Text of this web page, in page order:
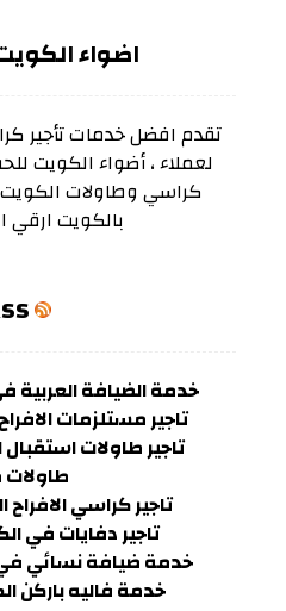
اضواء
تقدم افضل خدمات تأجير
لعملاء ، أضواء الكويت
كراسي وطاولات الكويت
بالكويت ارقي
خدمة الضيافة العربية في
تاجير مستلزمات الافراح
تاجير كراسي الافراح
تاجير دفايات في الكويت
خدمة ضيافة نسائي في
خدمة فاليه باركن الكويت